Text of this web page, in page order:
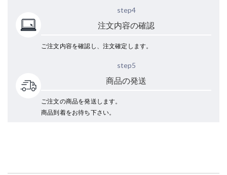
step4
注文内容の確認
ご注文内容を確認し、注文確定します。
step5
商品の発送
ご注文の商品を発送します。
商品到着をお待ち下さい。